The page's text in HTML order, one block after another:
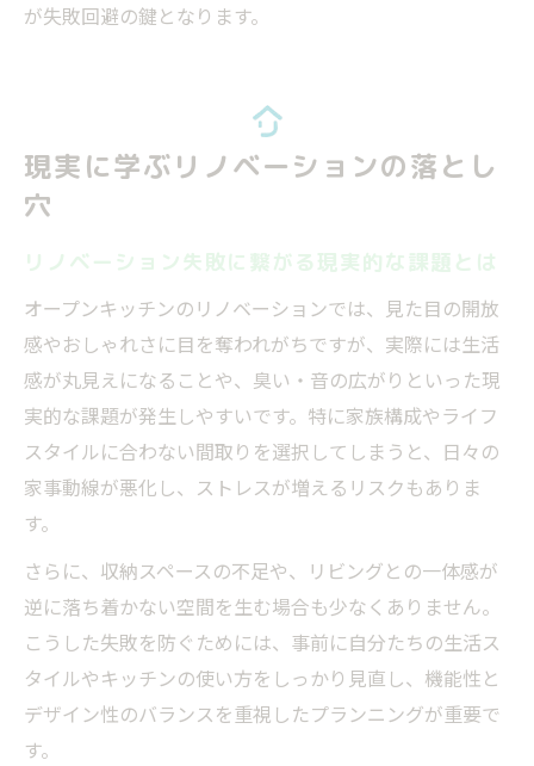
が失敗回避の鍵となります。
現実に学ぶリノベーションの落とし
穴
リノベーション失敗に繋がる現実的な課題とは
オープンキッチンのリノベーションでは、見た目の開放
感やおしゃれさに目を奪われがちですが、実際には生活
感が丸見えになることや、臭い・音の広がりといった現
実的な課題が発生しやすいです。特に家族構成やライフ
スタイルに合わない間取りを選択してしまうと、日々の
家事動線が悪化し、ストレスが増えるリスクもありま
す。
さらに、収納スペースの不足や、リビングとの一体感が
逆に落ち着かない空間を生む場合も少なくありません。
こうした失敗を防ぐためには、事前に自分たちの生活ス
タイルやキッチンの使い方をしっかり見直し、機能性と
デザイン性のバランスを重視したプランニングが重要で
す。